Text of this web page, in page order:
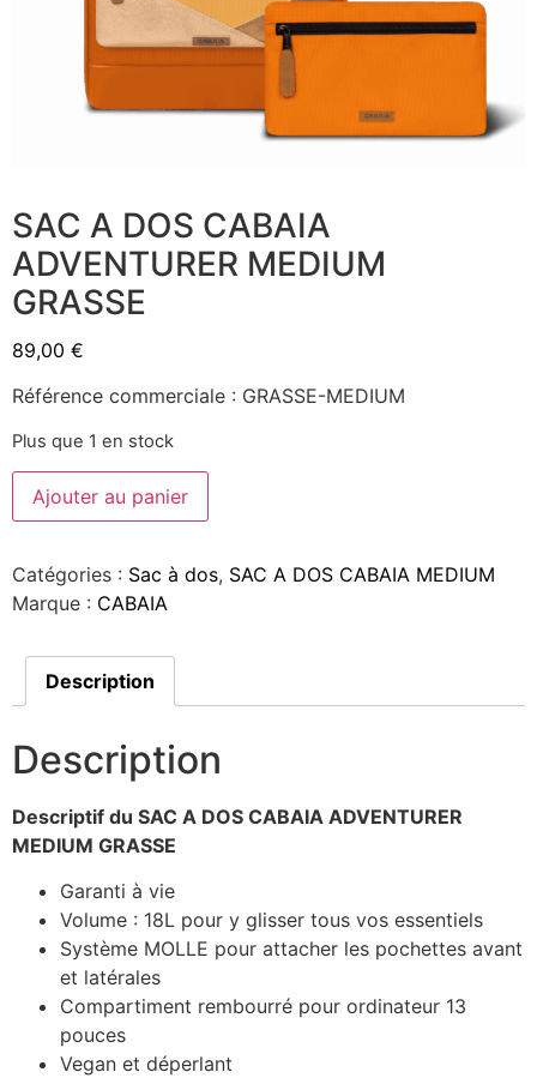
SAC A DOS CABAIA
ADVENTURER MEDIUM
GRASSE
89,00 €
Référence commerciale : GRASSE-MEDIUM
Plus que 1 en stock
Ajouter au panier
Catégories : Sac à dos, SAC A DOS CABAIA MEDIUM
Marque : CABAIA
Description
Description
Descriptif du SAC A DOS CABAIA ADVENTURER
MEDIUM GRASSE
Garanti à vie
Volume : 18L pour y glisser tous vos essentiels
Système MOLLE pour attacher les pochettes avant
et latérales
Compartiment rembourré pour ordinateur 13
pouces
Vegan et déperlant